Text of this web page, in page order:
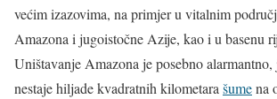
većim izazovima, na primjer u vitalnim
Amazona i jugoistočne Azije, kao i u basenu
Uništavanje Amazona je posebno
nestaje hiljade kvadratnih kilometarašumena